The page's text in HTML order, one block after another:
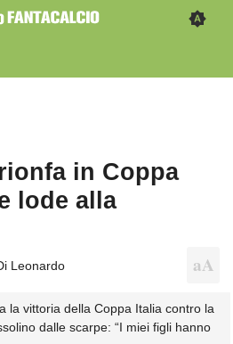
in Coppa
lode alla
Leonardo
la vittoria della Coppa Italia contro la
dalle scarpe: “I miei figli hanno